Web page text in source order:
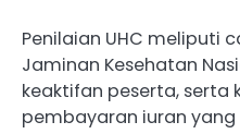
Penilaian UHC meliputi
Jaminan Kesehatan
keaktifan peserta, serta
pembayaran iuran